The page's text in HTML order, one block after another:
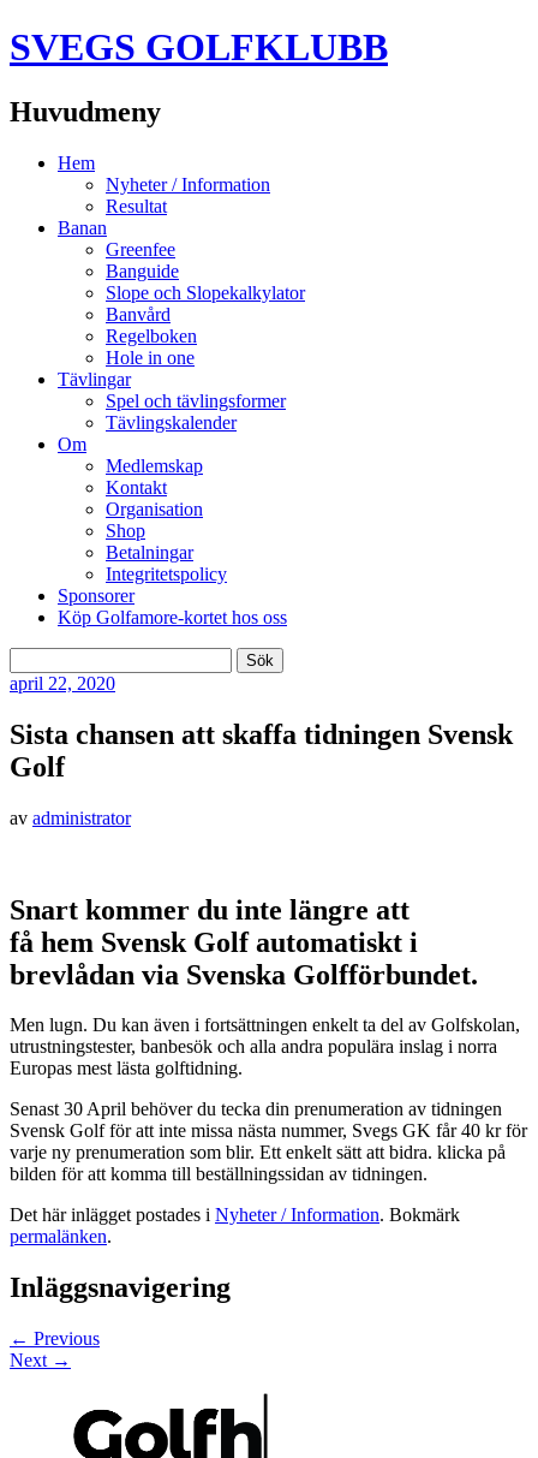
SVEGS GOLFKLUBB
Huvudmeny
HoppaHem
Nyheter / Information
Resultat
Banan
Greenfee
Banguide
Slope och Slopekalkylator
Banvård
Regelboken
Hole in one
Tävlingar
Spel och tävlingsformer
Tävlingskalender
Om
Medlemskap
Kontakt
Organisation
Shop
Betalningar
Integritetspolicy
Sponsorer
Köp Golfamore-kortet hos oss
efter:
april 22, 2020
Sista chansen att skaffa tidningen Svensk
Golf
av administrator
Snart kommer du inte längre att
få hem Svensk Golf automatiskt i
brevlådan via Svenska Golfförbundet.
Men lugn. Du kan även i fortsättningen enkelt ta del av Golfskolan,
utrustningstester, banbesök och alla andra populära inslag i norra
Europas mest lästa golftidning.
Senast 30 April behöver du tecka din prenumeration av tidningen
Svensk Golf för att inte missa nästa nummer, Svegs GK får 40 kr för
varje ny prenumeration som blir. Ett enkelt sätt att bidra. klicka på
bilden för att komma till beställningssidan av tidningen.
Det här inlägget postades i Nyheter / Information. Bokmärk
permalänken.
Inläggsnavigering
← Previous
Next →